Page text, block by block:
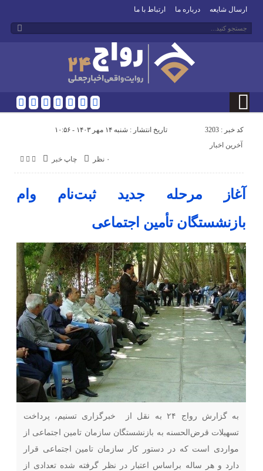
ارسال شایعه درباره ما ارتباط با ما
کد خبر : 3203 تاریخ انتشار : شنبه ۱۴ مهر ۱۴۰۳ - ۱۰:۵۶
چاپ خبر ۰ نظر
آخرین اخبار
آغاز مرحله جدید ثبت‌نام وام
بازنشستگان تأمین اجتماعی
به گزارش رواج ۲۴ به نقل از خبرگزاری تسنیم، پرداخت
تسهیلات قرض‌الحسنه به بازنشستگان سازمان تامین اجتماعی از
مواردی است که در دستور کار سازمان تامین اجتماعی قرار
دارد و هر ساله براساس اعتبار در نظر گرفته شده تعدادی از